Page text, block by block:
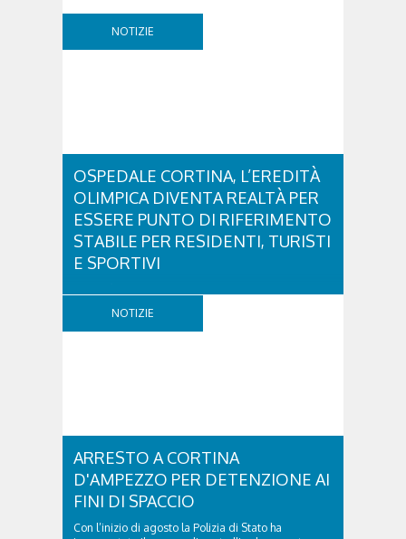
NOTIZIE
OSPEDALE CORTINA, L’EREDITÀ
OLIMPICA DIVENTA REALTÀ PER
ESSERE PUNTO DI RIFERIMENTO
STABILE PER RESIDENTI, TURISTI
E SPORTIVI
territorio dolomitico. Ospedale Cortina -
struttura parte di GVM Care & Research che durante i
NOTIZIE
ARRESTO A CORTINA
D'AMPEZZO PER DETENZIONE AI
FINI DI SPACCIO
Con l’inizio di agosto la Polizia di Stato ha